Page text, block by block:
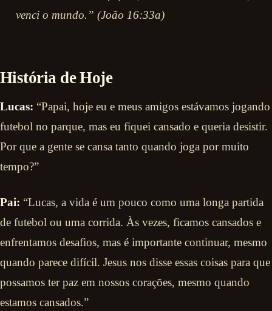
venci o mundo.” (João 16:33a)
História de Hoje
Lucas: “Papai, hoje eu e meus amigos estávamos jogando
futebol no parque, mas eu fiquei cansado e queria desistir.
Por que a gente se cansa tanto quando joga por muito
tempo?”
Pai: “Lucas, a vida é um pouco como uma longa partida
de futebol ou uma corrida. Às vezes, ficamos cansados e
enfrentamos desafios, mas é importante continuar, mesmo
quando parece difícil. Jesus nos disse essas coisas para que
possamos ter paz em nossos corações, mesmo quando
estamos cansados.”